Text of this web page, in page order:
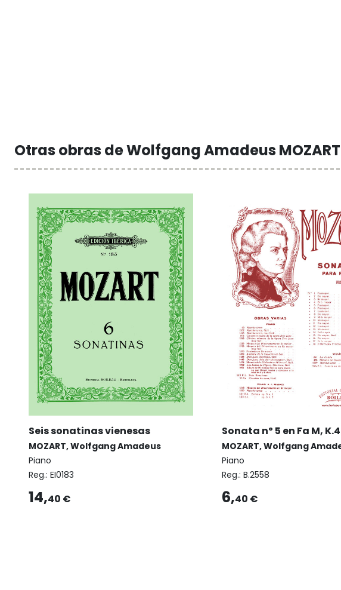
Otras obras de Wolfgang Amadeus MOZART
Seis sonatinas vienesas
MOZART, Wolfgang Amadeus
Piano
Reg.: EI0183
14,40 €
Sonata nº 5 en Fa M,
MOZART, Wolfgang
Piano
Reg.: B.2558
6,40 €